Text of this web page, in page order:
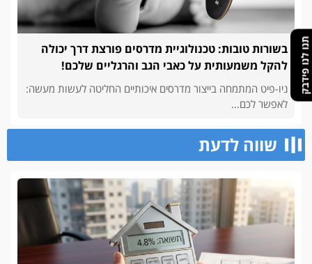
תנו לנו פידבק
בשורות טובות: טכנולוגיית מדרסים פורצת דרך יכולה
להקל משמעותית על כאבי הגב והרגליים שלכם!
ניו-פיט המתמחה בייצור מדרסים איכותיים החליטה לעשות מעשה:
לאפשר לכם...
שווה לדעת